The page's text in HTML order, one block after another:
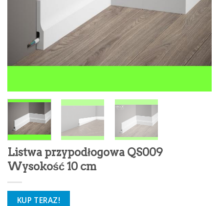
Listwa przypodłogowa QS009
Wysokość 10 cm
KUP TERAZ!